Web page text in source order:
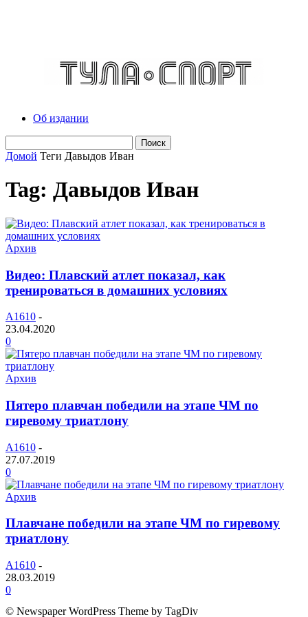
Об издании
Домой Теги Давыдов Иван
Tag: Давыдов Иван
Архив
Видео: Плавский атлет показал, как
тренироваться в домашних условиях
A1610 -
23.04.2020
0
Архив
Пятеро плавчан победили на этапе ЧМ по
гиревому триатлону
A1610 -
27.07.2019
0
Архив
Плавчане победили на этапе ЧМ по гиревому
триатлону
A1610 -
28.03.2019
0
© Newspaper WordPress Theme by TagDiv